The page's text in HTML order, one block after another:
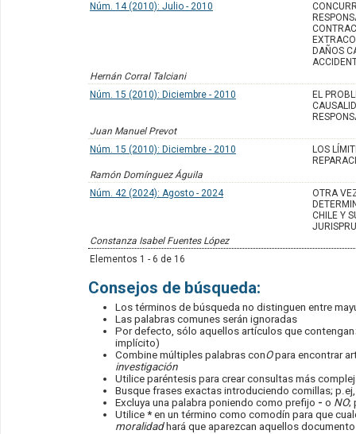
Núm. 14 (2010): Julio - 2010
DAÑOS
Hernán Corral Talciani
Núm. 15 (2010): Diciembre - 2010
EL
Juan Manuel Prevot
Núm. 15 (2010): Diciembre - 2010
LOS
Ramón Domínguez Águila
Núm. 42 (2024): Agosto - 2024
OTRA
CHILE Y
Constanza Isabel Fuentes López
Elementos 1 - 6 de 16
Consejos de búsqueda:
Los términos de búsqueda no distinguen entre
Las palabras comunes serán ignoradas
Por defecto, sólo aquellos artículos que contengan
implícito)
Combine múltiples palabras conOpara encontrar
investigación
Utilice paréntesis para crear consultas más
Busque frases exactas introduciendo comillas;
Excluya una palabra poniendo como prefijo - o NO;
Utilice *en un término como comodín para que
moralidadhará que aparezcan aquellos